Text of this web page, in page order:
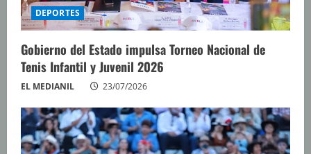
DEPORTES
Gobierno del Estado impulsa Torneo Nacional de
Tenis Infantil y Juvenil 2026
EL MEDIANIL 23/07/2026